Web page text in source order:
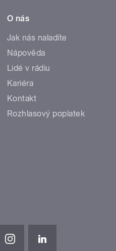
O nás
Jak nás naladíte
Nápověda
Lidé v rádiu
Kariéra
Kontakt
Rozhlasový poplatek